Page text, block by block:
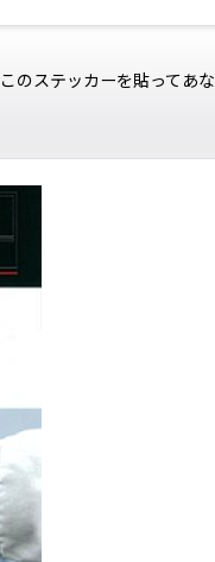
のステッカーを貼ってあな